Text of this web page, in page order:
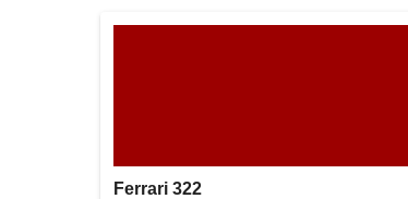
Ferrari 322